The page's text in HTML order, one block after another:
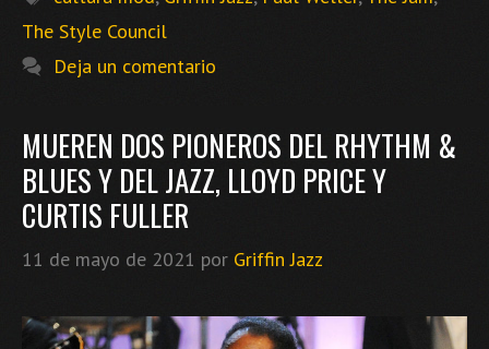
The Style Council
Deja un comentario
MUEREN DOS PIONEROS DEL RHYTHM &
BLUES Y DEL JAZZ, LLOYD PRICE Y
CURTIS FULLER
11 de mayo de 2021 por Griffin Jazz